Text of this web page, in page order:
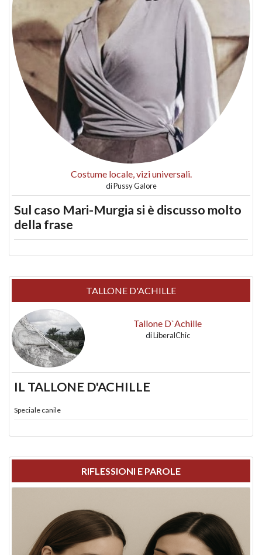
Costume locale, vizi universali.
diPussy Galore
Sul caso Mari-Murgia si è discusso molto
della frase
TALLONE D'ACHILLE
Tallone D`Achille
diLiberalChic
IL TALLONE D'ACHILLE
Speciale canile
RIFLESSIONI E PAROLE